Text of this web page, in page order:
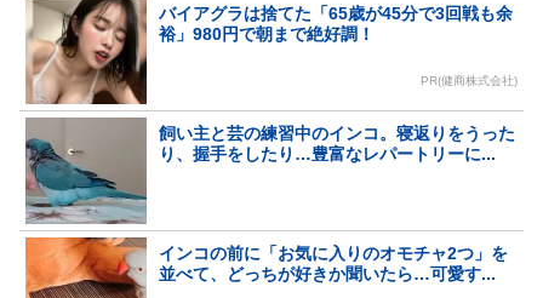
バイアグラは捨てた「65歳が45分で3回戦も余
裕」980円で朝まで絶好調！
PR(健商株式会社)
飼い主と芸の練習中のインコ。寝返りをうった
り、握手をしたり…豊富なレパートリーに...
インコの前に「お気に入りのオモチャ2つ」を
並べて、どっちが好きか聞いたら…可愛す...